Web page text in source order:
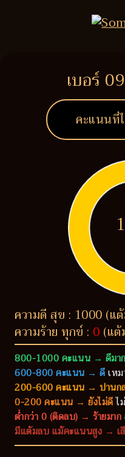
เบอร์
คะแนนที่
ความดี สุข : 1000 (แ
ความร้าย ทุกข์ : 0 (แ
800-1000 คะแนน → ดีมาก
600-800 คะแนน → ดีเห
200-600 คะแนน → ปานก
0-200 คะแนน → ยังไม่ดีไ
ต่ำกว่า 0 (ติดลบ) → ร้ายมาก
มีแต้มลบ แม้คะแนนสูง → เ